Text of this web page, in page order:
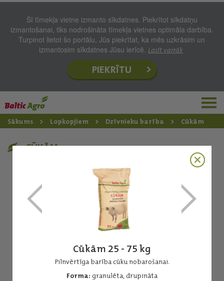
Šī tīmekļa vietne izmanto sīkdatnes. Piekrītot sīkdatņu
izmantošanai, tiks nodrošināta tīmekļa vietnes optimāla darbība.
Turpinot lietot šo portālu, Jūs piekrītat, ka mēs uzkrāsim un
izmantosim sīkdatnes Jūsu ierīcē. Lasīt vairāk
PIEKRĪTU
Sākums Lopkopjiem Dzīvnieku barība Cūkām
Cūkām 25 - 75 kg
Pilnvērtīga barība cūku nobarošanai.
Forma: granulēta, drupināta
CŪKĀM